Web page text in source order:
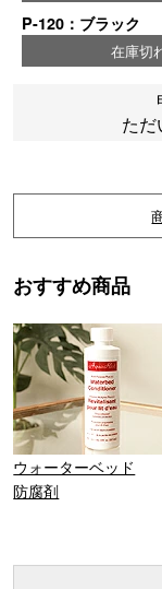
P-120：ブラック
在庫切
ただ
おすすめ商品
ウォーターベッド
防腐剤